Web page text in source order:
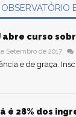
abre curso
Setembro de 2017
e de graça.
já é 28% dos